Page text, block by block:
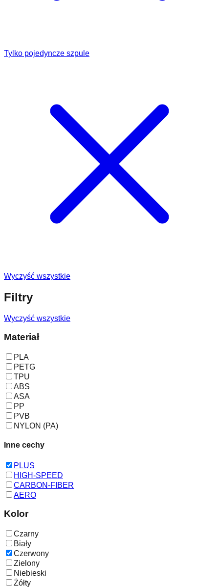
Tylko pojedyncze szpule
Wyczyść wszystkie
Filtry
Wyczyść wszystkie
Materiał
PLA
PETG
TPU
ABS
ASA
PP
PVB
NYLON (PA)
Inne cechy
PLUS
HIGH-SPEED
CARBON-FIBER
AERO
Kolor
Czarny
Biały
Czerwony
Zielony
Niebieski
Żółty